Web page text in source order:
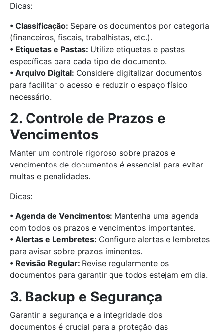
Dicas:
• Classificação: Separe os documentos por categoria
(financeiros, fiscais, trabalhistas, etc.).
• Etiquetas e Pastas: Utilize etiquetas e pastas
específicas para cada tipo de documento.
• Arquivo Digital: Considere digitalizar documentos
para facilitar o acesso e reduzir o espaço físico
necessário.
2. Controle de Prazos e
Vencimentos
Manter um controle rigoroso sobre prazos e
vencimentos de documentos é essencial para evitar
multas e penalidades.
Dicas:
• Agenda de Vencimentos: Mantenha uma agenda
com todos os prazos e vencimentos importantes.
• Alertas e Lembretes: Configure alertas e lembretes
para avisar sobre prazos iminentes.
• Revisão Regular: Revise regularmente os
documentos para garantir que todos estejam em dia.
3. Backup e Segurança
Garantir a segurança e a integridade dos
documentos é crucial para a proteção das